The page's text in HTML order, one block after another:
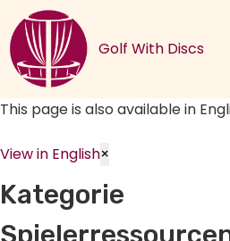
Zum
Inhalt
springen
Golf With Discs
This page is also available in
View in English×
Kategorie